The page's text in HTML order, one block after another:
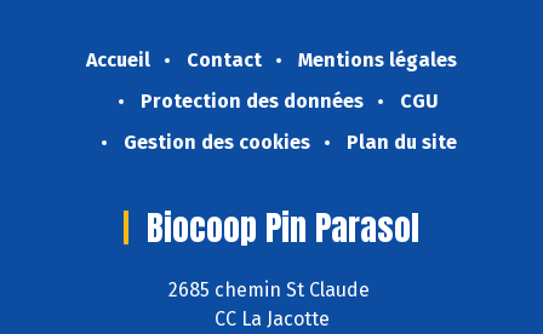
Accueil Contact
Mentions légales
Protection des données
CGU
Gestion des cookies
Plan du site
Biocoop Pin Parasol
2685 chemin St Claude
CC La Jacotte